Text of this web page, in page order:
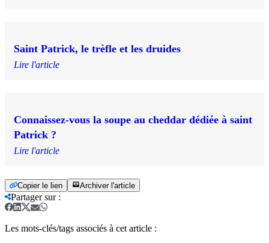
Saint Patrick, le trèfle et les druides
Lire l'article
Connaissez-vous la soupe au cheddar dédiée à saint
Patrick ?
Lire l'article
Copier le lien Archiver l'article
Partager sur:
Les mots-clés/tags associés à cet article :